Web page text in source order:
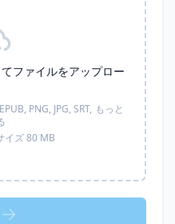
ファイルをアップロー
PNG, JPG, SRT, もっと
イズ 80 MB